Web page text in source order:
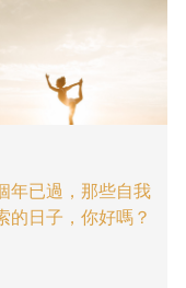
年已過，那些自我
的日子，你好嗎？